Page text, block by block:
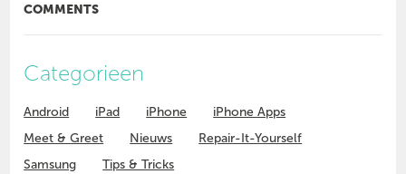
COMMENTS
Categorieen
Android iPad iPhone
iPhone Apps
Meet & Greet
Nieuws
Repair-It-Yourself
Samsung
Tips & Tricks